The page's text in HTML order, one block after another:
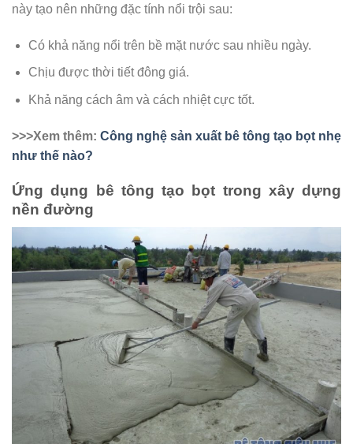
này tạo nên những đặc tính nổi trội sau:
Có khả năng nổi trên bề mặt nước sau nhiều ngày.
Chịu được thời tiết đông giá.
Khả năng cách âm và cách nhiệt cực tốt.
>>>Xem thêm: Công nghệ sản xuất bê tông tạo bọt nhẹ
như thế nào?
Ứng dụng bê tông tạo bọt trong xây dựng
nền đường